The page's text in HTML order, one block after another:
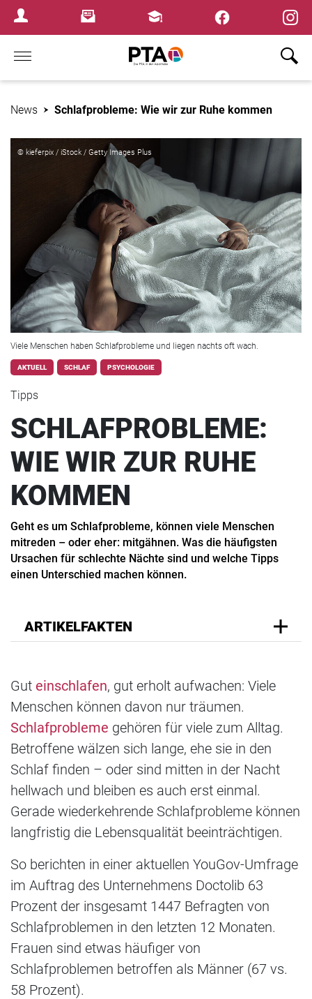
Login MenuNewsletterFortbildungen
Home
News Schlafprobleme: Wie wir zur Ruhe kommen
© kieferpix / iStock / Getty Images Plus
Viele Menschen haben Schlafprobleme und liegen nachts oft wach.
AKTUELL SCHLAF PSYCHOLOGIE
Tipps
SCHLAFPROBLEME:
WIE WIR ZUR RUHE
KOMMEN
Geht es um Schlafprobleme, können viele Menschen
mitreden – oder eher: mitgähnen. Was die häufigsten
Ursachen für schlechte Nächte sind und welche Tipps
einen Unterschied machen können.
ARTIKELFAKTEN
Gut einschlafen, gut erholt aufwachen: Viele
Menschen können davon nur träumen.
Schlafprobleme gehören für viele zum Alltag.
Betroffene wälzen sich lange, ehe sie in den
Schlaf finden – oder sind mitten in der Nacht
hellwach und bleiben es auch erst einmal.
Gerade wiederkehrende Schlafprobleme können
langfristig die Lebensqualität beeinträchtigen.
So berichten in einer aktuellen YouGov-Umfrage
im Auftrag des Unternehmens Doctolib 63
Prozent der insgesamt 1447 Befragten von
Schlafproblemen in den letzten 12 Monaten.
Frauen sind etwas häufiger von
Schlafproblemen betroffen als Männer (67 vs.
58 Prozent).
×